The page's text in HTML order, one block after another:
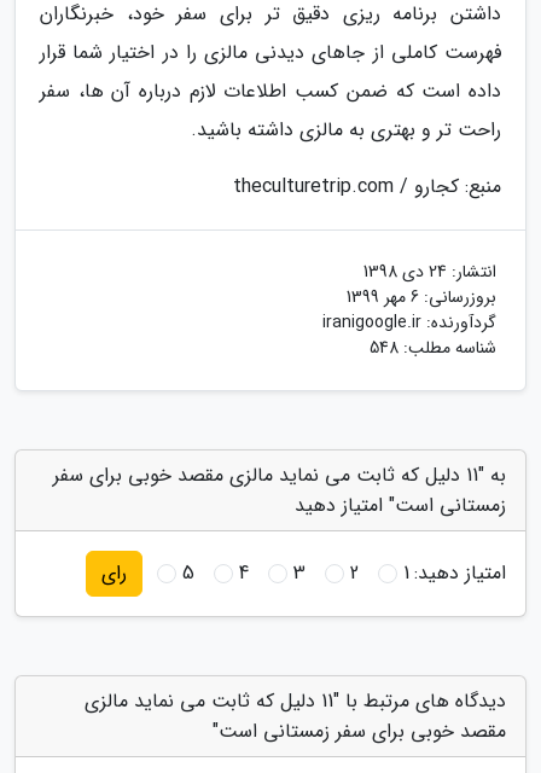
داشتن برنامه ریزی دقیق تر برای سفر خود، خبرنگاران
فهرست کاملی از جاهای دیدنی مالزی را در اختیار شما قرار
داده است که ضمن کسب اطلاعات لازم درباره آن ها، سفر
راحت تر و بهتری به مالزی داشته باشید.
منبع: کجارو / theculturetrip.com
انتشار: 24 دی 1398
بروزرسانی: 6 مهر 1399
گردآورنده: iranigoogle.ir
شناسه مطلب: 548
به "11 دلیل که ثابت می نماید مالزی مقصد خوبی برای سفر
زمستانی است" امتیاز دهید
امتیاز دهید:1
2
3
4
5 رای
دیدگاه های مرتبط با "11 دلیل که ثابت می نماید مالزی
مقصد خوبی برای سفر زمستانی است"